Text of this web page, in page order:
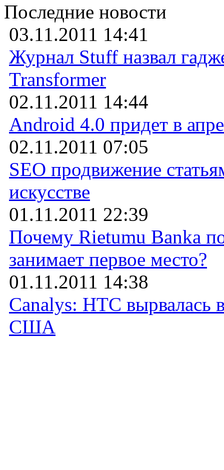
Последние новости
03.11.2011 14:41
Журнал Stuff назвал
Transformer
02.11.2011 14:44
Android 4.0 придет в
02.11.2011 07:05
SEO продвижение
искусстве
01.11.2011 22:39
Почему Rietumu Banka
занимает первое место?
01.11.2011 14:38
Canalys: HTC вырвалась
США